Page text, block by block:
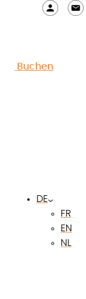
Buchen
DE
FR
EN
NL
„Ein
Uhr bis
Der Zweck
Rechte und